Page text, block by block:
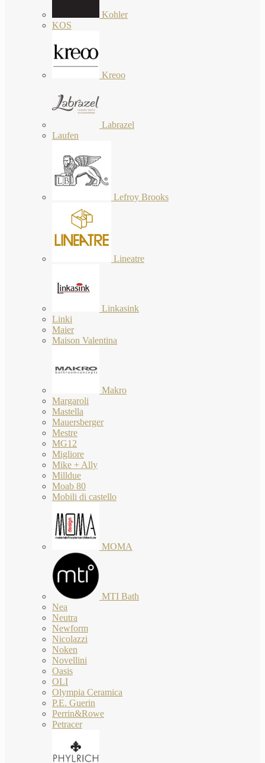
Kohler
KOS
Kreoo
Labrazel
Laufen
Lefroy Brooks
Lineatre
Linkasink
Linki
Maier
Maison Valentina
Makro
Margaroli
Mastella
Mauersberger
Mestre
MG12
Migliore
Mike + Ally
Milldue
Moab 80
Mobili di castello
MOMA
MTI Bath
Nea
Neutra
Newform
Nicolazzi
Noken
Novellini
Oasis
OLI
Olympia Ceramica
P.E. Guerin
Perrin&Rowe
Petracer